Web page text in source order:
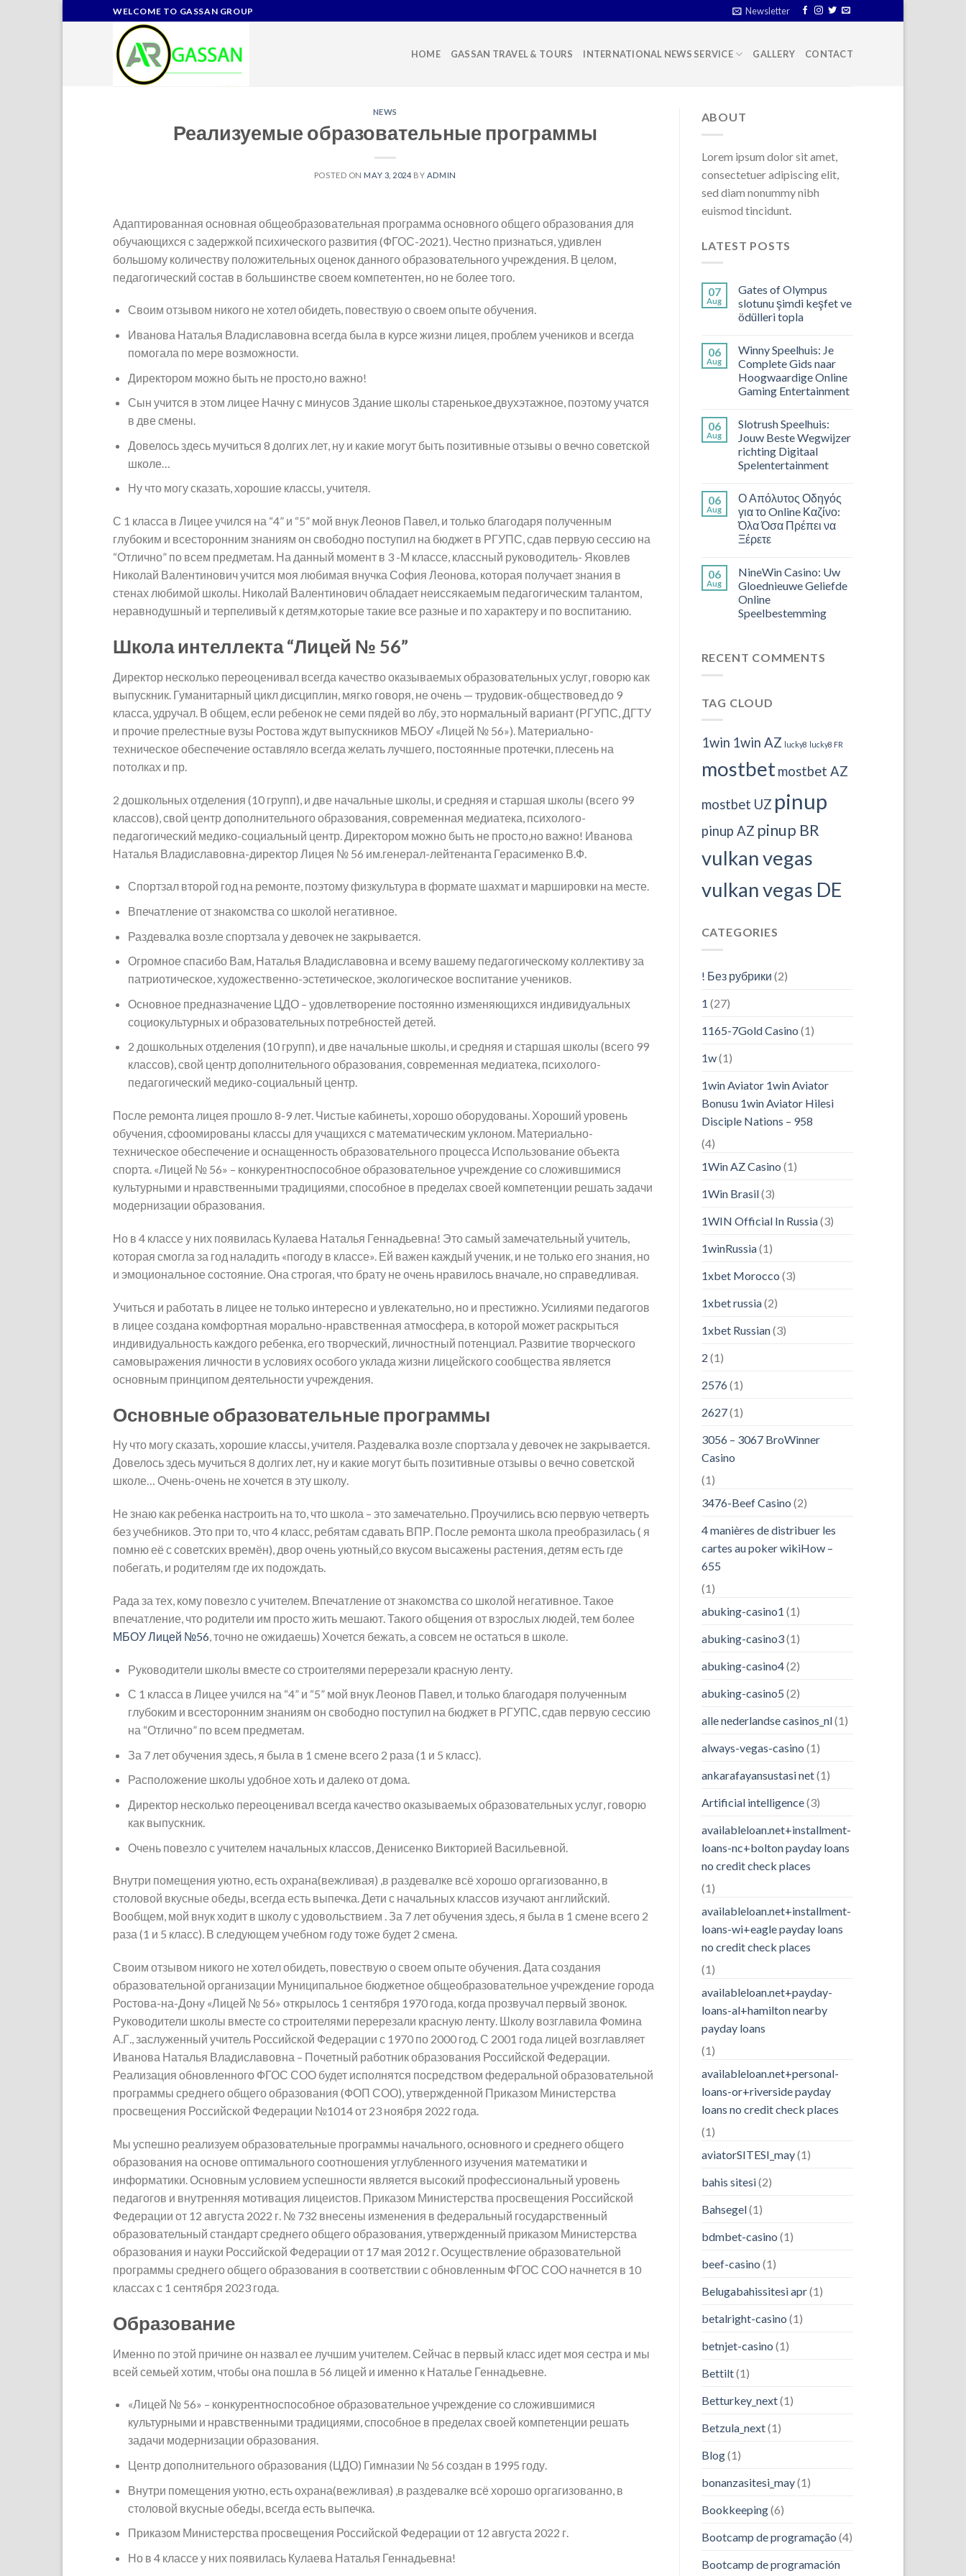
to
WELCOME TO GASSAN GROUP Newsletter
HOME GASSAN TRAVEL & TOURS INTERNATIONAL NEWS SERVICE GALLERY CONTACT
NEWS
Реализуемые образовательные программы
POSTED ON MAY 3, 2024 BY ADMIN
Адаптированная основная общеобразовательная программа основного общего образования для
обучающихся с задержкой психического развития (ФГОС-2021). Честно признаться, удивлен
большому количеству положительных оценок данного образовательного учреждения. В целом,
педагогический состав в большинстве своем компетентен, но не более того.
Своим отзывом никого не хотел обидеть, повествую о своем опыте обучения.
Иванова Наталья Владиславовна всегда была в курсе жизни лицея, проблем учеников и всегда
помогала по мере возможности.
Директором можно быть не просто,но важно!
Сын учится в этом лицее Начну с минусов Здание школы старенькое,двухэтажное, поэтому учатся
в две смены.
Довелось здесь мучиться 8 долгих лет, ну и какие могут быть позитивные отзывы о вечно советской
школе…
Ну что могу сказать, хорошие классы, учителя.
С 1 класса в Лицее учился на “4” и “5” мой внук Леонов Павел, и только благодаря полученным
глубоким и всесторонним знаниям он свободно поступил на бюджет в РГУПС, сдав первую сессию на
“Отлично” по всем предметам. На данный момент в 3 -М классе, классный руководитель- Яковлев
Николай Валентинович учится моя любимая внучка София Леонова, которая получает знания в
стенах любимой школы. Николай Валентинович обладает неиссякаемым педагогическим талантом,
неравнодушный и терпеливый к детям,которые такие все разные и по характеру и по воспитанию.
Школа интеллекта “Лицей № 56”
Директор несколько переоценивал всегда качество оказываемых образовательных услуг, говорю как
выпускник. Гуманитарный цикл дисциплин, мягко говоря, не очень — трудовик-обществовед до 9
класса, удручал. В общем, если ребенок не семи пядей во лбу, это нормальный вариант (РГУПС, ДГТУ
и прочие прелестные вузы Ростова ждут выпускников МБОУ «Лицей № 56»). Материально-
техническое обеспечение оставляло всегда желать лучшего, постоянные протечки, плесень на
потолках и пр.
2 дошкольных отделения (10 групп), и две начальные школы, и средняя и старшая школы (всего 99
классов), свой центр дополнительного образования, современная медиатека, психолого-
педагогический медико-социальный центр. Директором можно быть не просто,но важно! Иванова
Наталья Владиславовна-директор Лицея № 56 им.генерал-лейтенанта Герасименко В.Ф.
Спортзал второй год на ремонте, поэтому физкультура в формате шахмат и маршировки на месте.
Впечатление от знакомства со школой негативное.
Раздевалка возле спортзала у девочек не закрывается.
Огромное спасибо Вам, Наталья Владиславовна и всему вашему педагогическому коллективу за
патриотическое, художественно-эстетическое, экологическое воспитание учеников.
Основное предназначение ЦДО – удовлетворение постоянно изменяющихся индивидуальных
социокультурных и образовательных потребностей детей.
2 дошкольных отделения (10 групп), и две начальные школы, и средняя и старшая школы (всего 99
классов), свой центр дополнительного образования, современная медиатека, психолого-
педагогический медико-социальный центр.
После ремонта лицея прошло 8-9 лет. Чистые кабинеты, хорошо оборудованы. Хороший уровень
обучения, сфоомированы классы для учащихся с математическим уклоном. Материально-
техническое обеспечение и оснащенность образовательного процесса Использование объекта
спорта. «Лицей № 56» – конкурентноспособное образовательное учреждение со сложившимися
культурными и нравственными традициями, способное в пределах своей компетенции решать задачи
модернизации образования.
Но в 4 классе у них появилась Кулаева Наталья Геннадьевна! Это самый замечательный учитель,
которая смогла за год наладить «погоду в классе». Ей важен каждый ученик, и не только его знания, но
и эмоциональное состояние. Она строгая, что брату не очень нравилось вначале, но справедливая.
Учиться и работать в лицее не только интересно и увлекательно, но и престижно. Усилиями педагогов
в лицее создана комфортная морально-нравственная атмосфера, в которой может раскрыться
индивидуальность каждого ребенка, его творческий, личностный потенциал. Развитие творческого
самовыражения личности в условиях особого уклада жизни лицейского сообщества является
основным принципом деятельности учреждения.
Основные образовательные программы
Ну что могу сказать, хорошие классы, учителя. Раздевалка возле спортзала у девочек не закрывается.
Довелось здесь мучиться 8 долгих лет, ну и какие могут быть позитивные отзывы о вечно советской
школе… Очень-очень не хочется в эту школу.
Не знаю как ребенка настроить на то, что школа – это замечательно. Проучились всю первую четверть
без учебников. Это при то, что 4 класс, ребятам сдавать ВПР. После ремонта школа преобразилась ( я
помню её с советских времён), двор очень уютный,со вкусом высажены растения, детям есть где
побегать, и родителям где их подождать.
Рада за тех, кому повезло с учителем. Впечатление от знакомства со школой негативное. Такое
впечатление, что родители им просто жить мешают. Такого общения от взрослых людей, тем более
МБОУ Лицей №56, точно не ожидаешь) Хочется бежать, а совсем не остаться в школе.
Руководители школы вместе со строителями перерезали красную ленту.
С 1 класса в Лицее учился на “4” и “5” мой внук Леонов Павел, и только благодаря полученным
глубоким и всесторонним знаниям он свободно поступил на бюджет в РГУПС, сдав первую сессию
на “Отлично” по всем предметам.
За 7 лет обучения здесь, я была в 1 смене всего 2 раза (1 и 5 класс).
Расположение школы удобное хоть и далеко от дома.
Директор несколько переоценивал всегда качество оказываемых образовательных услуг, говорю
как выпускник.
Очень повезло с учителем начальных классов, Денисенко Викторией Васильевной.
Внутри помещения уютно, есть охрана(вежливая) ,в раздевалке всё хорошо оргагизованно, в
столовой вкусные обеды, всегда есть выпечка. Дети с начальных классов изучают английский.
Вообщем, мой внук ходит в школу с удовольствием . За 7 лет обучения здесь, я была в 1 смене всего 2
раза (1 и 5 класс). В следующем учебном году тоже будет 2 смена.
Своим отзывом никого не хотел обидеть, повествую о своем опыте обучения. Дата создания
образовательной организации Муниципальное бюджетное общеобразовательное учреждение города
Ростова-на-Дону «Лицей № 56» открылось 1 сентября 1970 года, когда прозвучал первый звонок.
Руководители школы вместе со строителями перерезали красную ленту. Школу возглавила Фомина
А.Г., заслуженный учитель Российской Федерации с 1970 по 2000 год. С 2001 года лицей возглавляет
Иванова Наталья Владиславовна – Почетный работник образования Российской Федерации.
Реализация обновленного ФГОС СОО будет исполнятся посредством федеральной образовательной
программы среднего общего образования (ФОП СОО), утвержденной Приказом Министерства
просвещения Российской Федерации №1014 от 23 ноября 2022 года.
Мы успешно реализуем образовательные программы начального, основного и среднего общего
образования на основе оптимального соотношения углубленного изучения математики и
информатики. Основным условием успешности является высокий профессиональный уровень
педагогов и внутренняя мотивация лицеистов. Приказом Министерства просвещения Российской
Федерации от 12 августа 2022 г. № 732 внесены изменения в федеральный государственный
образовательный стандарт среднего общего образования, утвержденный приказом Министерства
образования и науки Российской Федерации от 17 мая 2012 г. Осуществление образовательной
программы среднего общего образования в соответствии с обновленным ФГОС СОО начнется в 10
классах с 1 сентября 2023 года.
Образование
Именно по этой причине он назвал ее лучшим учителем. Сейчас в первый класс идет моя сестра и мы
всей семьей хотим, чтобы она пошла в 56 лицей и именно к Наталье Геннадьевне.
«Лицей № 56» – конкурентноспособное образовательное учреждение со сложившимися
культурными и нравственными традициями, способное в пределах своей компетенции решать
задачи модернизации образования.
Центр дополнительного образования (ЦДО) Гимназии № 56 создан в 1995 году.
Внутри помещения уютно, есть охрана(вежливая) ,в раздевалке всё хорошо оргагизованно, в
столовой вкусные обеды, всегда есть выпечка.
Приказом Министерства просвещения Российской Федерации от 12 августа 2022 г.
Но в 4 классе у них появилась Кулаева Наталья Геннадьевна!
ABOUT
Lorem ipsum dolor sit amet,
consectetuer adipiscing elit,
sed diam nonummy nibh
euismod tincidunt.
LATEST POSTS
07
Aug
Gates of Olympus
slotunu şimdi keşfet ve
ödülleri topla
06
Aug
Winny Speelhuis: Je
Complete Gids naar
Hoogwaardige Online
Gaming Entertainment
06
Aug
Slotrush Speelhuis:
Jouw Beste Wegwijzer
richting Digitaal
Spelentertainment
06
Aug
Ο Απόλυτος Οδηγός
για το Online Καζίνο:
Όλα Όσα Πρέπει να
Ξέρετε
06
Aug
NineWin Casino: Uw
Gloednieuwe Geliefde
Online
Speelbestemming
RECENT COMMENTS
TAG CLOUD
1win 1win AZ lucky8 lucky8 FR
mostbet mostbet AZ
mostbet UZ pinup
pinup AZ pinup BR
vulkan vegas
vulkan vegas DE
CATEGORIES
! Без рубрики (2)
1 (27)
1165-7Gold Casino (1)
1w(1)
1win Aviator 1win Aviator
Bonusu 1win Aviator Hilesi
Disciple Nations – 958
(4)
1Win AZ Casino (1)
1Win Brasil(3)
1WIN Official In Russia(3)
1winRussia(1)
1xbet Morocco (3)
1xbet russia(2)
1xbet Russian(3)
2 (1)
2576(1)
2627(1)
3056 – 3067 BroWinner
Casino
(1)
3476-Beef Casino (2)
4 manières de distribuer les
cartes au poker wikiHow –
655
(1)
abuking-casino1 (1)
abuking-casino3(1)
abuking-casino4(2)
abuking-casino5 (2)
alle nederlandse casinos_nl(1)
always-vegas-casino (1)
ankarafayansustasi net(1)
Artificial intelligence(3)
availableloan.net+installment-
loans-nc+bolton payday loans
no credit check places
(1)
availableloan.net+installment-
loans-wi+eagle payday loans
no credit check places
(1)
availableloan.net+payday-
loans-al+hamilton nearby
payday loans
(1)
availableloan.net+personal-
loans-or+riverside payday
loans no credit check places
(1)
aviatorSITESI_may(1)
bahis sitesi(2)
Bahsegel(1)
bdmbet-casino (1)
beef-casino (1)
Belugabahissitesi apr(1)
betalright-casino (1)
betnjet-casino (1)
Bettilt(1)
Betturkey_next(1)
Betzula_next(1)
Blog(1)
bonanzasitesi_may(1)
Bookkeeping(6)
Bootcamp de programação (4)
Bootcamp de programación